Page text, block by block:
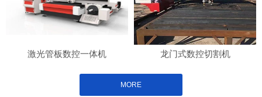
激光管板数控一体机 龙门式数控切割机
MORE